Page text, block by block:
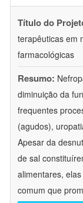
Título do
terapêuticas em
farmacológicas
Resumo:
diminuição da
frequentes
(agudos),
Apesar da
de sal
alimentares,
comum que